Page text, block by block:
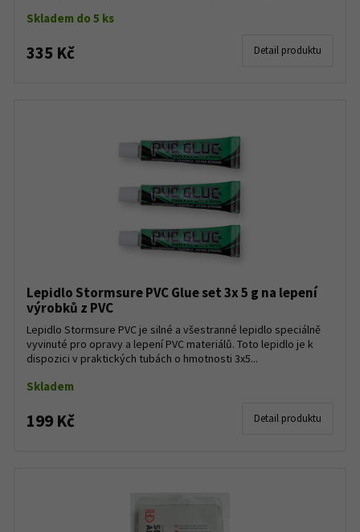
Skladem do 5 ks
335 Kč Detail produktu
Lepidlo Stormsure PVC Glue set 3x 5 g na lepení
výrobků z PVC
Lepidlo Stormsure PVC je silné a všestranné lepidlo speciálně
vyvinuté pro opravy a lepení PVC materiálů. Toto lepidlo je k
dispozici v praktických tubách o hmotnosti 3x5...
Skladem
199 Kč Detail produktu